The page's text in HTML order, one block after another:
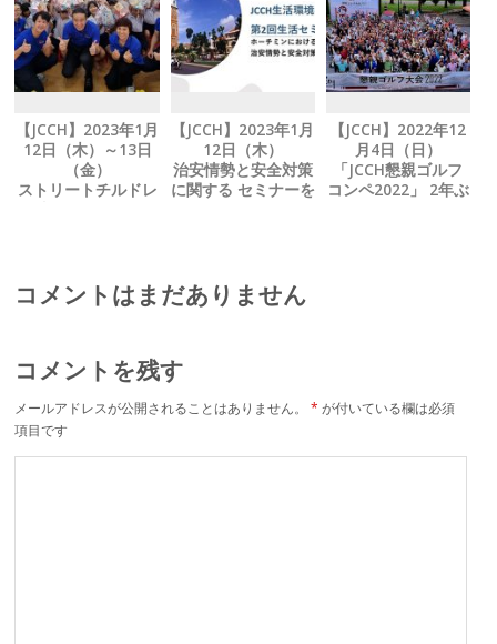
【JCCH】2023年1月
12日（木）～13日
（金）
ストリートチルドレ
【JCCH】2023年1月
12日（木）
治安情勢と安全対策
に関する セミナーを
【JCCH】2022年12
月4日（日）
「JCCH懇親ゴルフ
コンペ2022」 2年ぶ
コメントはまだありません
コメントを残す
メールアドレスが公開されることはありません。 * が付いている欄は必須
項目です